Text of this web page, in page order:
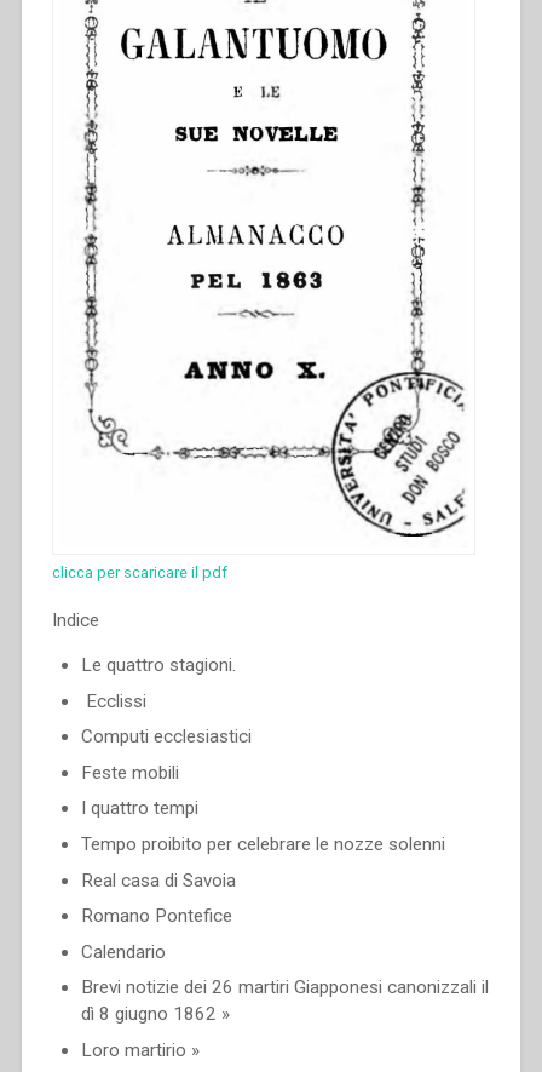
clicca per scaricare il pdf
Indice
Le quattro stagioni.
Ecclissi
Computi ecclesiastici
Feste mobili
I quattro tempi
Tempo proibito per celebrare le nozze solenni
Real casa di Savoia
Romano Pontefice
Calendario
Brevi notizie dei 26 martiri Giapponesi canonizzali il
dì 8 giugno 1862 »
Loro martirio »